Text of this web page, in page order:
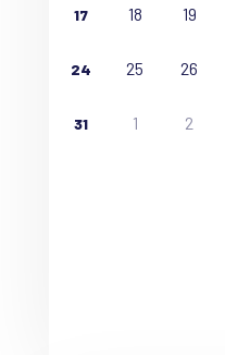
17 18 19
24 25 26
31 1 2